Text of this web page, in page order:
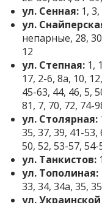
ул. Сенная: 1,
ул.
непарные, 28,
12
ул. Степная: 1,
17, 2-6, 8а, 10,
45-63, 44, 46, 5,
81, 7, 70, 72, 74-
ул. Столярная:
35, 37, 39, 41-
50, 52, 53-57, 54-
ул. Танкистов:
ул. Тополиная:
33, 34, 34а, 35,
ул.